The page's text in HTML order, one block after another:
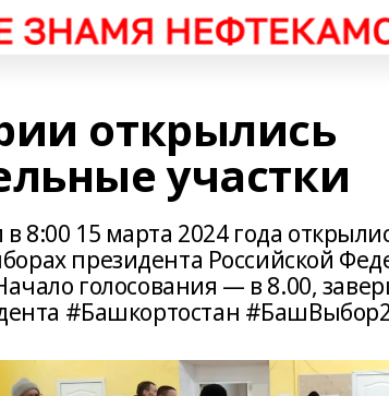
открылись
участки
8:00 15 марта 2024 года
президента Российской
голосования — в 8.00,
#Башкортостан